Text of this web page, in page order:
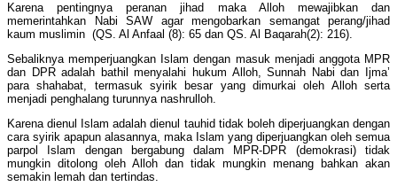
Karena pentingnya peranan jihad maka Alloh mewajibkan dan
memerintahkan Nabi SAW agar mengobarkan semangat perang/jihad
kaum muslimin (QS. Al Anfaal (8): 65 dan QS. Al Baqarah(2): 216).
Sebaliknya memperjuangkan Islam dengan masuk menjadi anggota MPR
dan DPR adalah bathil menyalahi hukum Alloh, Sunnah Nabi dan Ijma’
para shahabat, termasuk syirik besar yang dimurkai oleh Alloh serta
menjadi penghalang turunnya nashrulloh.
Karena dienul Islam adalah dienul tauhid tidak boleh diperjuangkan dengan
cara syirik apapun alasannya, maka Islam yang diperjuangkan oleh semua
parpol Islam dengan bergabung dalam MPR-DPR (demokrasi) tidak
mungkin ditolong oleh Alloh dan tidak mungkin menang bahkan akan
semakin lemah dan tertindas.